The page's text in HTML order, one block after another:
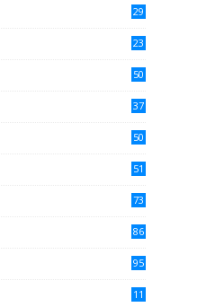
29
23
50
37
50
51
73
86
95
11